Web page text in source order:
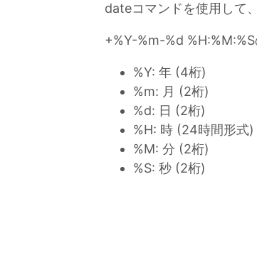
dateコマンドを使用して
+%Y-%m-%d
%Y: 年 (4桁)
%m: 月 (2桁)
%d: 日 (2桁)
%H: 時 (24時間形式)
%M: 分 (2桁)
%S: 秒 (2桁)